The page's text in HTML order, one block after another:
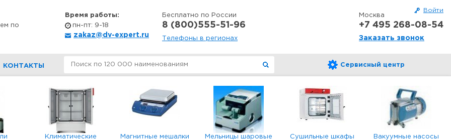
Войти
по
Время работы:
пн-пт: 9-18
zakaz@dv-expert.ru
Бесплатно по России
8 (800)555-51-96
Телефоны в регионах
Москва
+7 495 268-08-54
Заказать звонок
КОНТАКТЫ Сервисный центр
Климатические
Магнитные мешалки
Мельницы шаровые
Сушильные шкафы
Вакуумные насосы